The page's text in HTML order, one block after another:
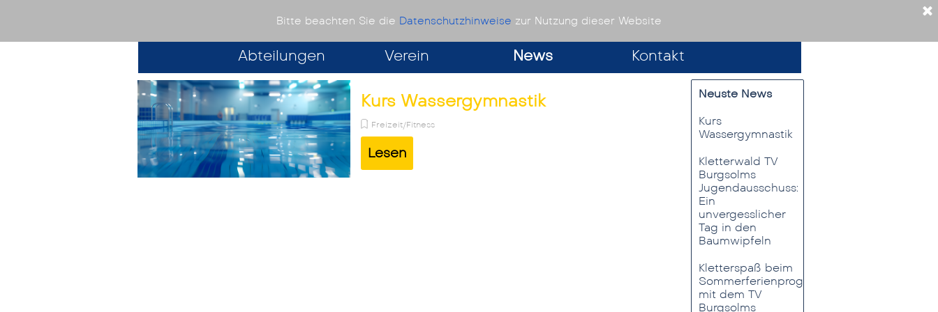
Bitte beachten Sie die Datenschutzhinweise zur Nutzung dieser Website
Abteilungen Verein News Kontakt
TV 06 Burgsolms
Kurs Wassergymnastik
Freizeit/Fitness
Gymnastik im Flachwasser. Auch für Nichtmitglieder und
Nichtschwimmer.
Lesen
Neuste News
Kurs
Wassergymnastik
Kletterwald TV
Burgsolms
Jugendausschuss:
Ein
unvergesslicher
Tag in den
Baumwipfeln
Kletterspaß beim
Sommerferienprogramm
mit dem TV
Burgsolms